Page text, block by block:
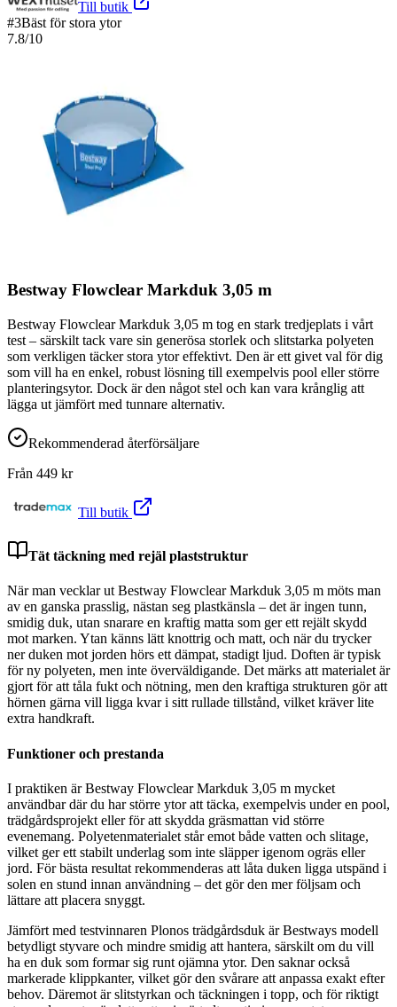
Till butik
#3Bäst för stora ytor
7.8/10
Bestway Flowclear Markduk 3,05 m
Bestway Flowclear Markduk 3,05 m tog en stark tredjeplats i vårt
test – särskilt tack vare sin generösa storlek och slitstarka polyeten
som verkligen täcker stora ytor effektivt. Den är ett givet val för dig
som vill ha en enkel, robust lösning till exempelvis pool eller större
planteringsytor. Dock är den något stel och kan vara krånglig att
lägga ut jämfört med tunnare alternativ.
Rekommenderad återförsäljare
Från 449 kr
Till butik
Tät täckning med rejäl plaststruktur
När man vecklar ut Bestway Flowclear Markduk 3,05 m möts man
av en ganska prasslig, nästan seg plastkänsla – det är ingen tunn,
smidig duk, utan snarare en kraftig matta som ger ett rejält skydd
mot marken. Ytan känns lätt knottrig och matt, och när du trycker
ner duken mot jorden hörs ett dämpat, stadigt ljud. Doften är typisk
för ny polyeten, men inte överväldigande. Det märks att materialet är
gjort för att tåla fukt och nötning, men den kraftiga strukturen gör att
hörnen gärna vill ligga kvar i sitt rullade tillstånd, vilket kräver lite
extra handkraft.
Funktioner och prestanda
I praktiken är Bestway Flowclear Markduk 3,05 m mycket
användbar där du har större ytor att täcka, exempelvis under en pool,
trädgårdsprojekt eller för att skydda gräsmattan vid större
evenemang. Polyetenmaterialet står emot både vatten och slitage,
vilket ger ett stabilt underlag som inte släpper igenom ogräs eller
jord. För bästa resultat rekommenderas att låta duken ligga utspänd i
solen en stund innan användning – det gör den mer följsam och
lättare att placera snyggt.
Jämfört med testvinnaren Plonos trädgårdsduk är Bestways modell
betydligt styvare och mindre smidig att hantera, särskilt om du vill
ha en duk som formar sig runt ojämna ytor. Den saknar också
markerade klippkanter, vilket gör den svårare att anpassa exakt efter
behov. Däremot är slitstyrkan och täckningen i topp, och för riktigt